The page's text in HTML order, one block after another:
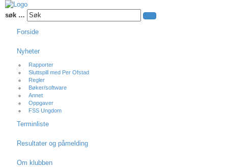
søk …
Forside
Nyheter
Rapporter
Sluttspill med Per Ofstad
Regler
Bøker/software
Annet
Oppgaver
FSS Ungdom
Terminliste
Resultater og påmelding
Om klubben